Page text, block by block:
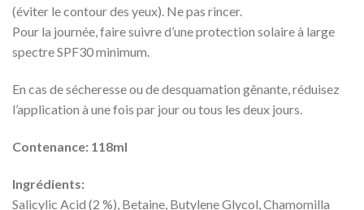
(éviter le contour des yeux). Ne pas rincer.
Pour la journée, faire suivre d’une protection solaire à large
spectre SPF30 minimum.
En cas de sécheresse ou de desquamation gênante, réduisez
l’application à une fois par jour ou tous les deux jours.
Contenance: 118ml
Ingrédients:
Salicylic Acid (2 %), Betaine, Butylene Glycol, Chamomilla